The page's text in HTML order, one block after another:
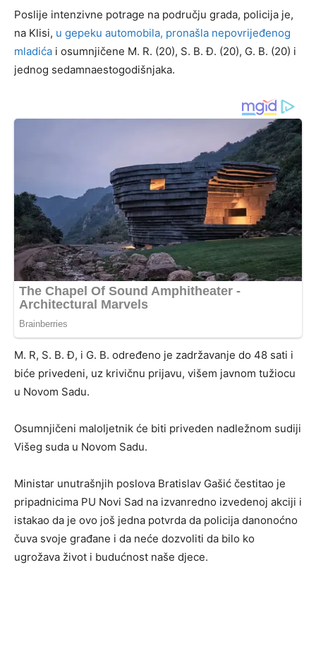
Poslije intenzivne potrage na području grada, policija je,
na Klisi, u gepeku automobila, pronašla nepovrijeđenog
mladića i osumnjičene M. R. (20), S. B. Đ. (20), G. B. (20) i
jednog sedamnaestogodišnjaka.
M. R, S. B. Đ, i G. B. određeno je zadržavanje do 48 sati i
biće privedeni, uz krivičnu prijavu, višem javnom tužiocu
u Novom Sadu.
Osumnjičeni maloljetnik će biti priveden nadležnom sudiji
Višeg suda u Novom Sadu.
Ministar unutrašnjih poslova Bratislav Gašić čestitao je
pripadnicima PU Novi Sad na izvanredno izvedenoj akciji i
istakao da je ovo još jedna potvrda da policija danonoćno
čuva svoje građane i da neće dozvoliti da bilo ko
ugrožava život i budućnost naše djece.